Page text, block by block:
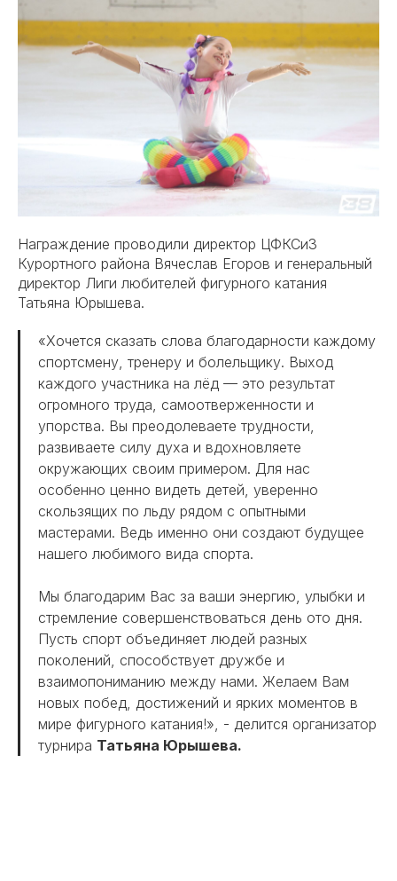
Награждение проводили директор ЦФКСиЗ
Курортного района Вячеслав Егоров и генеральный
директор Лиги любителей фигурного катания
Татьяна Юрышева.
«Хочется сказать слова благодарности каждому
спортсмену, тренеру и болельщику. Выход
каждого участника на лёд — это результат
огромного труда, самоотверженности и
упорства. Вы преодолеваете трудности,
развиваете силу духа и вдохновляете
окружающих своим примером. Для нас
особенно ценно видеть детей, уверенно
скользящих по льду рядом с опытными
мастерами. Ведь именно они создают будущее
нашего любимого вида спорта.
Мы благодарим Вас за ваши энергию, улыбки и
стремление совершенствоваться день ото дня.
Пусть спорт объединяет людей разных
поколений, способствует дружбе и
взаимопониманию между нами. Желаем Вам
новых побед, достижений и ярких моментов в
мире фигурного катания!», - делится организатор
турнира Татьяна Юрышева.